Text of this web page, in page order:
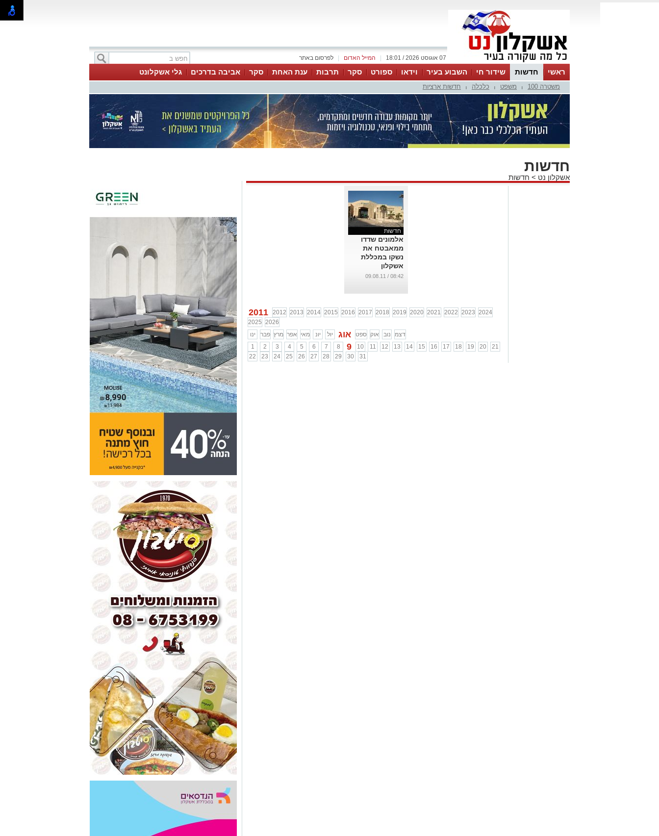
לפרסום באתר המייל האדום 07 אוגוסט 2026 / 18:01
ראשי חדשות שידור חי השבוע בעיר וידאו ספורט סקר תרבות ענת האחת סקר אביבה בדרכים גלי אשקלונט
משטרה 100 משפט כלכלה חדשות ארציות
חדשות
אשקלון נט > חדשות
חדשות
אלמונים שדדו
ממאבטח את
נשקו במכללת
אשקלון
...
08:42 / 09.08.11
2011 2012 2013 2014 2015 2016 2017 2018 2019 2020 2021 2022 2023 2024
2025 2026
ינו
פבר מרץ אפר מאי יונ יול אוג ספט אוק נוב
דצמ
1
2 3 4 5 6 7 8 9 10 11 12 13 14 15 16 17 18 19 20
21
22
23 24 25 26 27 28 29 30 31